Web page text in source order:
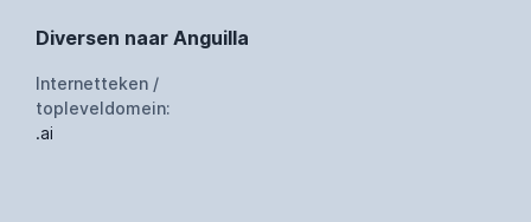
Diversen naar Anguilla
Internetteken /
topleveldomein:
.ai